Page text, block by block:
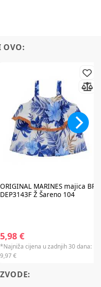
OVO:
ORIGINAL MARINESmajica BR
DEP3143F Ž Šareno 104
5,98 €
*Najniža cijena u zadnjih 30 dana:
9,97 €